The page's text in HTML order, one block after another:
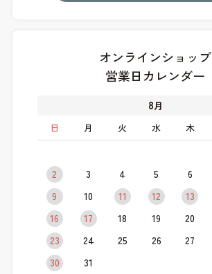
オンラインショップ
営業日カレンダー
8月
日
月 火 水 木
2
3 4 5 6
9
10 11 12 13
16
17 18 19 20
23
24 25 26 27
30
31